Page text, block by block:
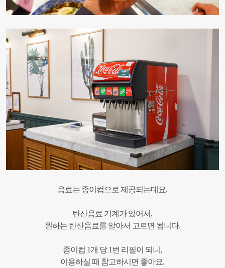
음료는 종이컵으로 제공되는데요.
탄산음료 기계가 있어서,
원하는 탄산음료를 알아서 고르면 됩니다.
종이컵 1개 당 1번 리필이 되니,
이용하실 때 참고하시면 좋아요.